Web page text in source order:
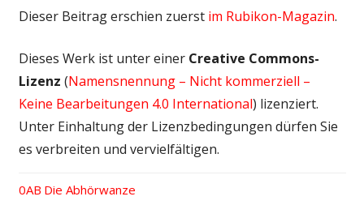
Dieser Beitrag erschien zuerst im Rubikon-Magazin.
Dieses Werk ist unter einer Creative Commons-
Lizenz (Namensnennung – Nicht kommerziell –
Keine Bearbeitungen 4.0 International) lizenziert.
Unter Einhaltung der Lizenzbedingungen dürfen Sie
es verbreiten und vervielfältigen.
Vorheriger
Die Abhörwanze